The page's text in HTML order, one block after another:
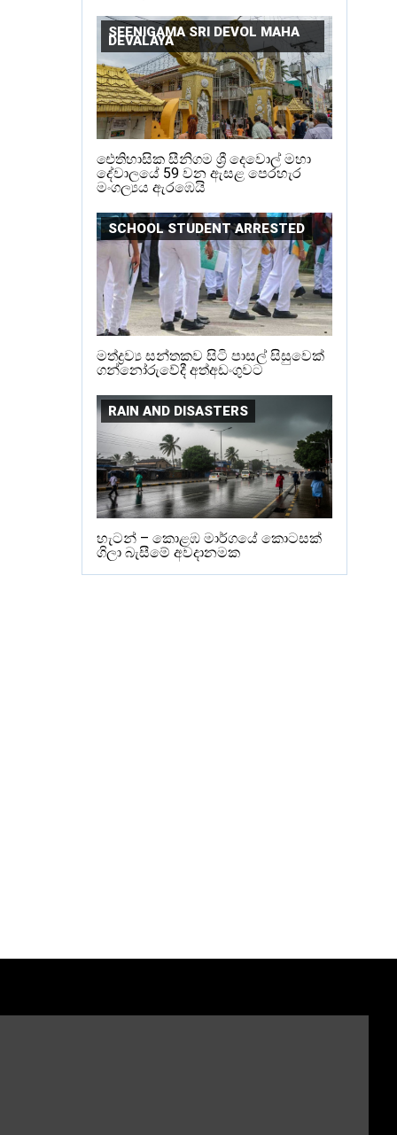
SEENIGAMA SRI DEVOL MAHA
DEVALAYA
ඓතිහාසික සීනිගම ශ්‍රී දෙවොල් මහා
දේවාලයේ 59 වන ඇසළ පෙරහැර
මංගල්‍යය ඇරඹෙයි
SCHOOL STUDENT ARRESTED
මත්ද්‍රව්‍ය සන්තකව සිටි පාසල් සිසුවෙක්
ගන්නෝරුවේදී අත්අඩංගුවට
RAIN AND DISASTERS
හැටන් – කොළඹ මාර්ගයේ කොටසක්
ගිලා බැසීමේ අවදානමක